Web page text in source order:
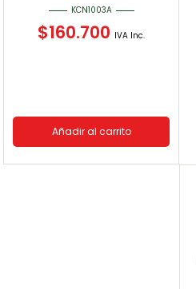
KCN1003A
$160.700 IVA Inc.
Añadir al carrito